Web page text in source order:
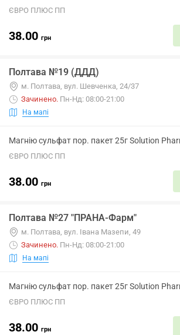
ЄВРО ПЛЮС ПП
38.00 грн
Полтава №19 (ДДД)
м. Полтава, вул. Шевченка, 24/37
Зачинено. Пн-Нд: 08:00-21:00
На мапі
Магнію сульфат пор. пакет 25г Solution
ЄВРО ПЛЮС ПП
38.00 грн
Полтава №27 "ПРАНА-Фарм"
м. Полтава, вул. Івана Мазепи, 49
Зачинено. Пн-Нд: 08:00-21:00
На мапі
Магнію сульфат пор. пакет 25г Solution
ЄВРО ПЛЮС ПП
38.00 грн